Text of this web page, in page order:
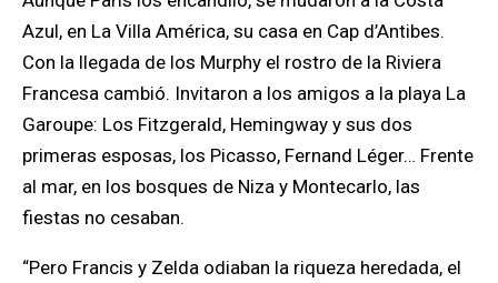
Azul, en La Villa América, su casa en Cap d’Antibes.
Con la llegada de los Murphy el rostro de la Riviera
Francesa cambió. Invitaron a los amigos a la playa La
Garoupe: Los Fitzgerald, Hemingway y sus dos
primeras esposas, los Picasso, Fernand Léger… Frente
al mar, en los bosques de Niza y Montecarlo, las
fiestas no cesaban.
“Pero Francis y Zelda odiaban la riqueza heredada, el